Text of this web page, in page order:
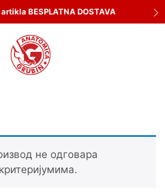
BESPLATNA DOSTAVA
не одговара